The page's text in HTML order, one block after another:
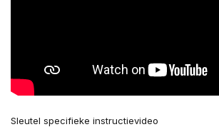
Sleutel specifieke instructievideo